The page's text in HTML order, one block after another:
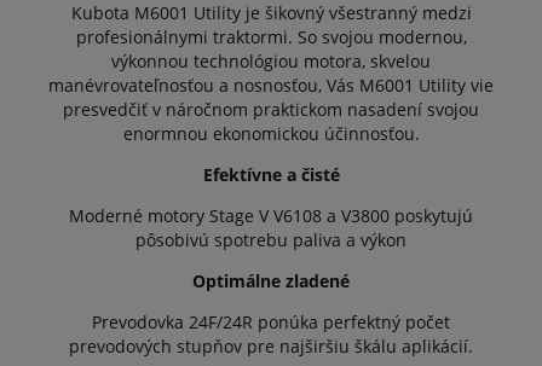
Kubota M6001 Utility je šikovný všestranný medzi
profesionálnymi traktormi. So svojou modernou,
výkonnou technológiou motora, skvelou
manévrovateľnosťou a nosnosťou, Vás M6001 Utility vie
presvedčiť v náročnom praktickom nasadení svojou
enormnou ekonomickou účinnosťou.
Efektívne a čisté
Moderné motory Stage V V6108 a V3800 poskytujú
pôsobivú spotrebu paliva a výkon
Optimálne zladené
Prevodovka 24F/24R ponúka perfektný počet
prevodových stupňov pre najširšiu škálu aplikácií.